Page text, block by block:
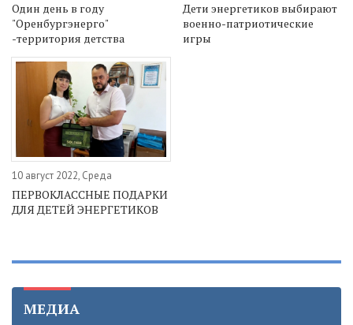
Один день в году
"Оренбургэнерго"
-территория детства
Дети энергетиков выбирают
военно-патриотические
игры
10 август 2022, Среда
ПЕРВОКЛАССНЫЕ ПОДАРКИ
ДЛЯ ДЕТЕЙ ЭНЕРГЕТИКОВ
МЕДИА